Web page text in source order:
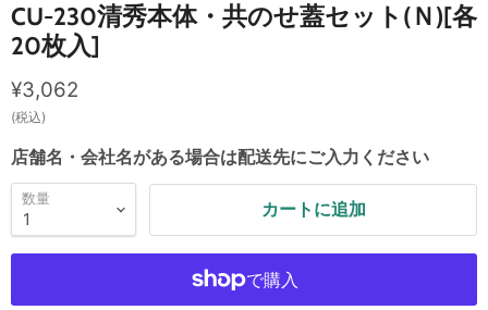
CU-230清秀本体・共のせ蓋セット(Ｎ)[各
20枚入]
現在の価格
¥3,062
(税込)
店舗名・会社名がある場合は配送先にご入力ください
数量
カートに追加